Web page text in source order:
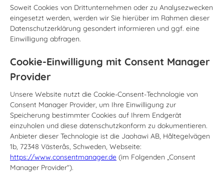
Soweit Cookies von Drittunternehmen oder zu Analysezwecken
eingesetzt werden, werden wir Sie hierüber im Rahmen dieser
Datenschutzerklärung gesondert informieren und ggf. eine
Einwilligung abfragen.
Cookie-Einwilligung mit Consent Manager
Provider
Unsere Website nutzt die Cookie-Consent-Technologie von
Consent Manager Provider, um Ihre Einwilligung zur
Speicherung bestimmter Cookies auf Ihrem Endgerät
einzuholen und diese datenschutzkonform zu dokumentieren.
Anbieter dieser Technologie ist die Jaohawi AB, Håltegelvägen
1b, 72348 Västerås, Schweden, Webseite:
https://www.consentmanager.de (im Folgenden „Consent
Manager Provider“).